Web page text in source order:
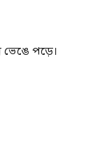
পড়ে।